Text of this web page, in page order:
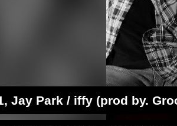
Jay Park / iffy (prod by.